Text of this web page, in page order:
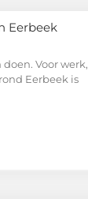
Eerbeek
Voor werk,
Eerbeek is